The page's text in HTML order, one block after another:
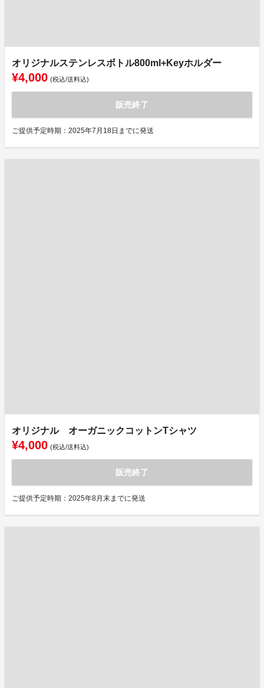
オリジナルステンレスボトル800ml+Keyホルダー
¥4,000 (税込/送料込)
販売終了
ご提供予定時期：2025年7月18日までに発送
オリジナル オーガニックコットンTシャツ
¥4,000 (税込/送料込)
販売終了
ご提供予定時期：2025年8月末までに発送